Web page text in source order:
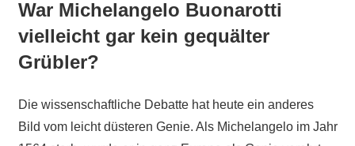
War Michelangelo Buonarotti
vielleicht gar kein gequälter
Grübler?
Die wissenschaftliche Debatte hat heute ein anderes
Bild vom leicht düsteren Genie. Als Michelangelo im Jahr